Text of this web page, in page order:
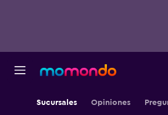
Sucursales Opiniones